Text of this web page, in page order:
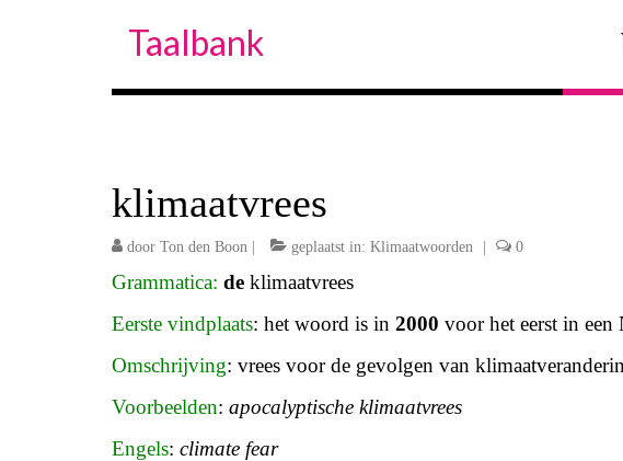
Taalbank
klimaatvrees
door Ton den Boon geplaatst in: Klimaatwoorden 0
Grammatica: de klimaatvrees
Eerste vindplaats: het woord is in 2000 voor het eerst in een
Omschrijving: vrees voor de gevolgen van
Voorbeelden: apocalyptische klimaatvrees
Engels: climate fear